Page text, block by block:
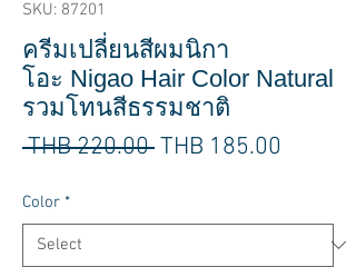
SKU: 87201
ครีมเปลี่ยนสีผมนิกา
โอะ Nigao Hair Color Natural
รวมโทนสีธรรมชาติ
THB 220.00 Regular
THB 185.00
Color *